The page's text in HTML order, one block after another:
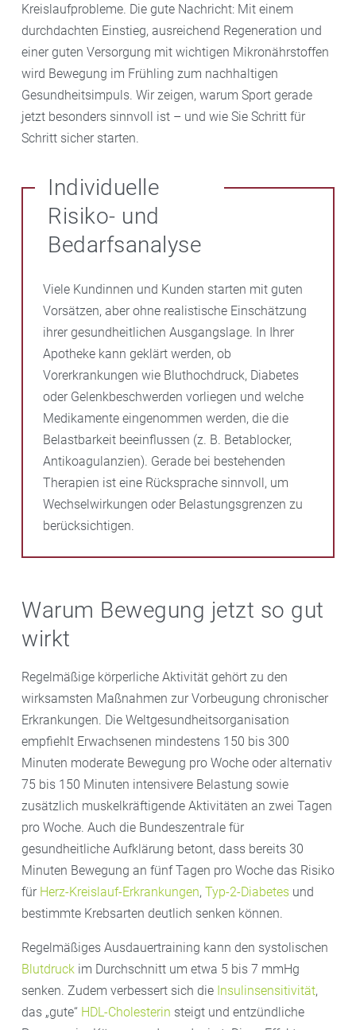
Kreislaufprobleme. Die gute Nachricht: Mit einem
durchdachten Einstieg, ausreichend Regeneration und
einer guten Versorgung mit wichtigen Mikronährstoffen
wird Bewegung im Frühling zum nachhaltigen
Gesundheitsimpuls. Wir zeigen, warum Sport gerade
jetzt besonders sinnvoll ist – und wie Sie Schritt für
Schritt sicher starten.
Individuelle
Risiko- und
Bedarfsanalyse
Viele Kundinnen und Kunden starten mit guten
Vorsätzen, aber ohne realistische Einschätzung
ihrer gesundheitlichen Ausgangslage. In Ihrer
Apotheke kann geklärt werden, ob
Vorerkrankungen wie Bluthochdruck, Diabetes
oder Gelenkbeschwerden vorliegen und welche
Medikamente eingenommen werden, die die
Belastbarkeit beeinflussen (z. B. Betablocker,
Antikoagulanzien). Gerade bei bestehenden
Therapien ist eine Rücksprache sinnvoll, um
Wechselwirkungen oder Belastungsgrenzen zu
berücksichtigen.
Warum Bewegung jetzt so gut
wirkt
Regelmäßige körperliche Aktivität gehört zu den
wirksamsten Maßnahmen zur Vorbeugung chronischer
Erkrankungen. Die Weltgesundheitsorganisation
empfiehlt Erwachsenen mindestens 150 bis 300
Minuten moderate Bewegung pro Woche oder alternativ
75 bis 150 Minuten intensivere Belastung sowie
zusätzlich muskelkräftigende Aktivitäten an zwei Tagen
pro Woche. Auch die Bundeszentrale für
gesundheitliche Aufklärung betont, dass bereits 30
Minuten Bewegung an fünf Tagen pro Woche das Risiko
für Herz-Kreislauf-Erkrankungen, Typ-2-Diabetes und
bestimmte Krebsarten deutlich senken können.
Regelmäßiges Ausdauertraining kann den systolischen
Blutdruck im Durchschnitt um etwa 5 bis 7 mmHg
senken. Zudem verbessert sich die Insulinsensitivität,
das „gute“ HDL-Cholesterin steigt und entzündliche